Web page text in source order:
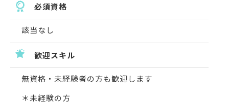
必須資格
該当なし
歓迎スキル
無資格・未経験者の方も歓迎します
＊未経験の方